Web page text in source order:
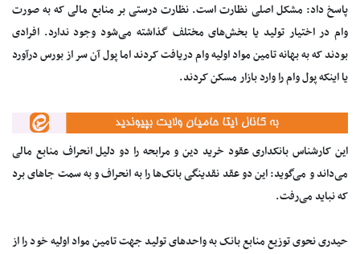
پاسخ داد: مشکل اصلی نظارت است. نظارت درستی بر منابع مالی که به صورت
وام در اختیار تولید یا بخش‌های مختلف گذاشته می‌شود وجود ندارد. افرادی
بودند که به بهانه تامین مواد اولیه وام دریافت کردند اما پول آن سر از بورس درآورد
یا اینکه پول وام را وارد بازار مسکن کردند.
این کارشناس بانکداری عقود خرید دین و مرابحه را دو دلیل انحراف منابع مالی
می‌داند و می‌گوید: این دو عقد نقدینگی بانک‌ها را به انحراف و به سمت جاهای برد
که نباید می‌رفت.
حیدری نحوی توزیع منابع بانک به واحدهای تولید جهت تامین مواد اولیه خود را از